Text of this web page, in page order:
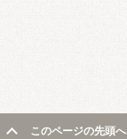
このページの先頭へ